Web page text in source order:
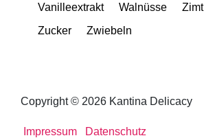
Vanilleextrakt
Walnüsse Zimt
Zucker
Zwiebeln
Copyright © 2026 Kantina Delicacy
Impressum
Datenschutz